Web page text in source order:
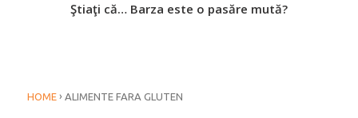
Ştiaţi că… Barza este o pasăre mută?
HOME › ALIMENTE FARA GLUTEN